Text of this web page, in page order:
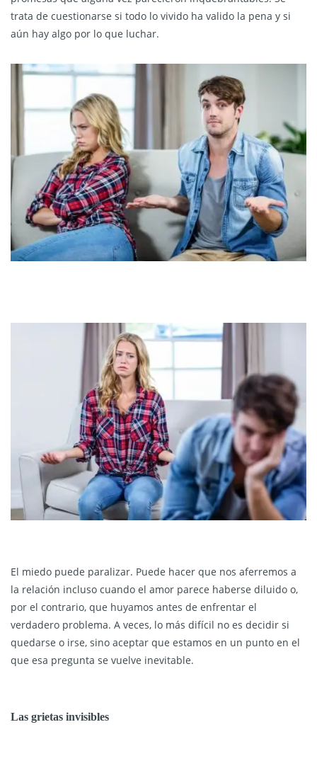
trata de cuestionarse si todo lo vivido ha valido la pena y si
aún hay algo por lo que luchar.
El miedo puede paralizar. Puede hacer que nos aferremos a
la relación incluso cuando el amor parece haberse diluido o,
por el contrario, que huyamos antes de enfrentar el
verdadero problema. A veces, lo más difícil no es decidir si
quedarse o irse, sino aceptar que estamos en un punto en el
que esa pregunta se vuelve inevitable.
Las grietas invisibles